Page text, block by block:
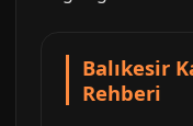
Balıkesir
Rehberi